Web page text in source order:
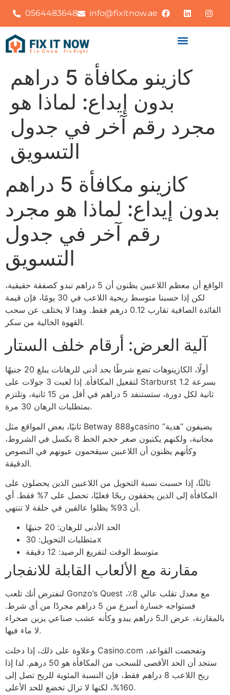
0564483648 info@fixitnow.ae
كازينو مكافأة 5 دراهم
بدون إيداع: لماذا هو
مجرد رقم آخر في جدول
التسويق
كازينو مكافأة 5 دراهم
بدون إيداع: لماذا هو مجرد
رقم آخر في جدول
التسويق
الواقع أن معظم اللاعبين يظنون أن 5 دراهم تبدو كصفقة حقيقية،
لكن إذا حسبنا متوسط ربحية اللاعب في 30 يومًا، فإن قيمة
الفائدة الصافية تقارب 0.12 درهم فقط. وهذا لا يختلف عن سحب
القهوة الخالية من سكر.
آلية العرض: أرقام خلف الستار
أولًا، الكازينوهات تضع شرطًا بحد أدنى للرهانات يبلغ 20 جنيهًا
لتفعيل المكافأة. إذا لعبت 3 جولات على Starburst بسرعة 1.2
ثانية لكل دورة، ستستنفد 5 دراهم في أقل من 15 ثانية، وتلتزم
بمتطلبات الرهان 30 مرة.
ثانيًا، بعض المواقع مثل Betway و888casino يضيفون “هدية”
مجانية، ولكنهم يكتبون صغر حجم الخط 8 بكسل في الشروط،
وكأنهم يظنون أن اللاعبين سيقحمون عيونهم في النصوص
الدقيقة.
ثالثًا، إذا حسبت نسبة التحويل من اللاعبين الذين يحصلون على
المكافأة إلى الذين يحققون ربحًا فعليًا، تحصل على 7% فقط. أي
أن 93% يظلوا عالقين في حلقة لا تنتهي.
الحد الأدنى للرهان: 20 جنيهًا
متطلبات التحويل: 30x
متوسط الوقت لتفريغ الرصيد: 12 دقيقة
مقارنة مع الألعاب القابلة للانفجار
لنفترض أنك تلعب Gonzo’s Quest مع معدل تقلب عالي 8٪،
فستواجه خسارة أسرع من 5 دراهم مجردًا من أي شرط.
بالمقارنة، عرض الـ5 دراهم يبدو وكأنه عشب صناعي يزين صحراء
لا ماء فيها.
وعلاوة على ذلك، إذا دخلت Casino.com وتفحصت القواعد،
ستجد أن الحد الأقصى للسحب من المكافأة هو 50 درهم. لذا إذا
ربح اللاعب 8 دراهم فقط، فإن النسبة المئوية للربح تصل إلى
160%، لكنها لا تزال تخضع للحد الأعلى.